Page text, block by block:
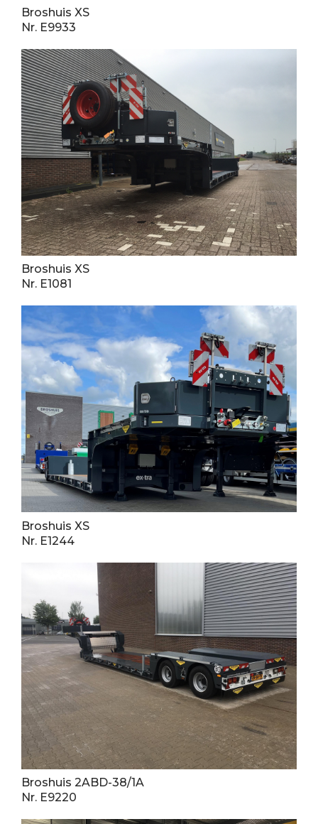
Broshuis XS
Nr. E9933
Broshuis XS
Nr. E1081
Broshuis XS
Nr. E1244
Broshuis 2ABD-38/1A
Nr. E9220